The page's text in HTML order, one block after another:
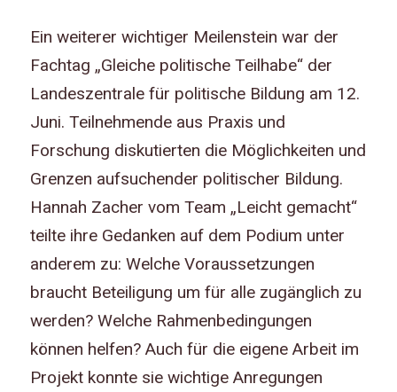
Ein weiterer wichtiger Meilenstein war der
Fachtag „Gleiche politische Teilhabe“ der
Landeszentrale für politische Bildung am 12.
Juni. Teilnehmende aus Praxis und
Forschung diskutierten die Möglichkeiten und
Grenzen aufsuchender politischer Bildung.
Hannah Zacher vom Team „Leicht gemacht“
teilte ihre Gedanken auf dem Podium unter
anderem zu: Welche Voraussetzungen
braucht Beteiligung um für alle zugänglich zu
werden? Welche Rahmenbedingungen
können helfen? Auch für die eigene Arbeit im
Projekt konnte sie wichtige Anregungen